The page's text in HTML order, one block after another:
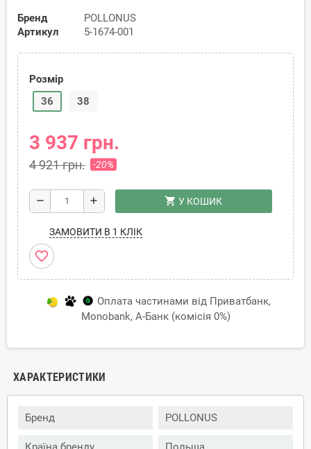
Бренд
POLLONUS
Артикул
5-1674-001
Розмір
36
38
3 937 грн.
4 921 грн. -20%
remove add shopping_cart У КОШИК
ЗАМОВИТИ В 1 КЛІК
favorite_border
Оплата частинами від Приватбанк,
Monobank, А-Банк (комісія 0%)
ХАРАКТЕРИСТИКИ
Бренд POLLONUS